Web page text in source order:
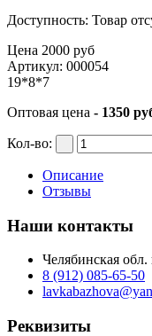
Доступность: Товар
Цена 2000 руб
Артикул: 000054
19*8*7
Оптовая цена - 1350
Кол-во:
Описание
Отзывы
Наши контакты
Челябинская обл.
8 (912) 085-65-50
Реквизиты